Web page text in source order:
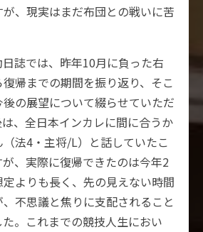
が、現実はまだ布団との戦いに苦
誌では、昨年10月に負った右
帰までの期間を振り返り、そこ
の展望について綴らせていただ
、全日本インカレに間に合うか
法4・主将/L）と話していたこ
、実際に復帰できたのは今年2
よりも長く、先の見えない時間
不思議と焦りに支配されること
。これまでの競技人生におい